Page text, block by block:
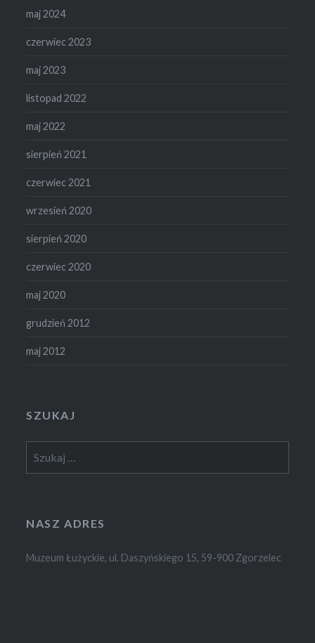
maj 2024
czerwiec 2023
maj 2023
listopad 2022
maj 2022
sierpień 2021
czerwiec 2021
wrzesień 2020
sierpień 2020
czerwiec 2020
maj 2020
grudzień 2012
maj 2012
SZUKAJ
NASZ ADRES
Muzeum Łużyckie, ul. Daszyńskiego 15, 59-900 Zgorzelec